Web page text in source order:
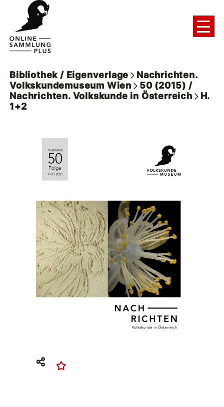
Bibliothek / Eigenverlage
Nachrichten.
Volkskundemuseum Wien
50 (2015) /
Nachrichten. Volkskunde in Österreich
H.
1+2